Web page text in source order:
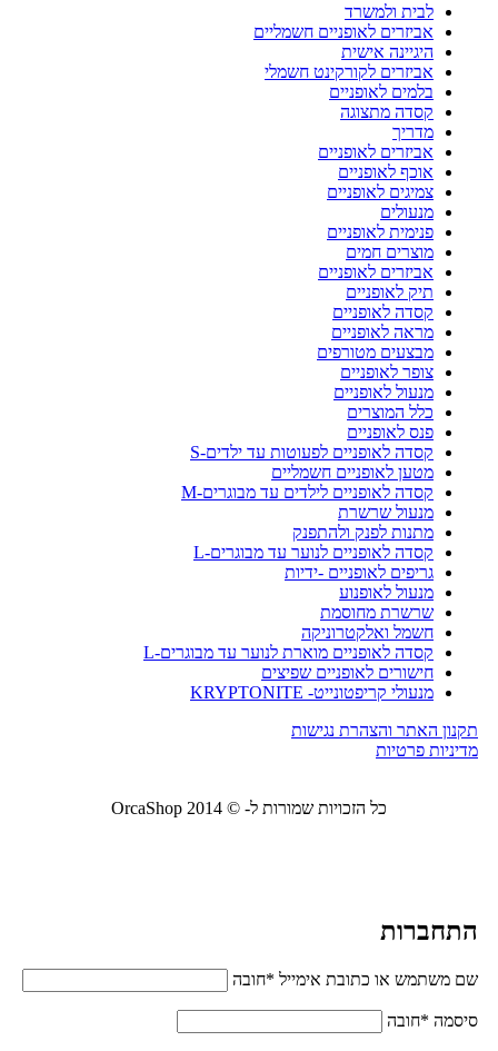
לבית ולמשרד
אביזרים לאופניים חשמליים
היגיינה אישית
אביזרים לקורקינט חשמלי
בלמים לאופניים
קסדה מתצוגה
מדריך
אביזרים לאופניים
אוכף לאופניים
צמיגים לאופניים
מנעולים
פנימית לאופניים
מוצרים חמים
אביזרים לאופניים
תיק לאופניים
קסדה לאופניים
מראה לאופניים
מבצעים מטורפים
צופר לאופניים
מנעול לאופניים
כלל המוצרים
פנס לאופניים
קסדה לאופניים לפעוטות עד ילדים-S
מטען לאופניים חשמליים
קסדה לאופניים לילדים עד מבוגרים-M
מנעול שרשרת
מתנות לפנק ולהתפנק
קסדה לאופניים לנוער עד מבוגרים-L
גריפים לאופניים -ידיות
מנעול לאופנוע
שרשרת מחוסמת
חשמל ואלקטרוניקה
קסדה לאופניים מוארת לנוער עד מבוגרים-L
חישורים לאופניים שפיצים
מנעולי קריפטונייט- KRYPTONITE
תקנון האתר והצהרת נגישות
מדיניות פרטיות
כל הזכויות שמורות ל- © 2014 OrcaShop
התחברות
שם משתמש או כתובת אימייל *חובה
סיסמה *חובה